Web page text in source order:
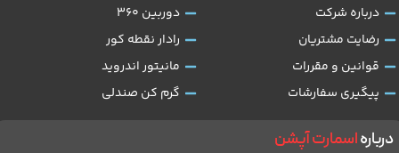
دربارهاسمارت آپشن
درباره شرکت
رضایت مشتریان
قوانین و مقررات
پیگیری سفارشات
دوربین 360
رادار نقطه کور
مانیتور اندروید
گرم کن صندلی